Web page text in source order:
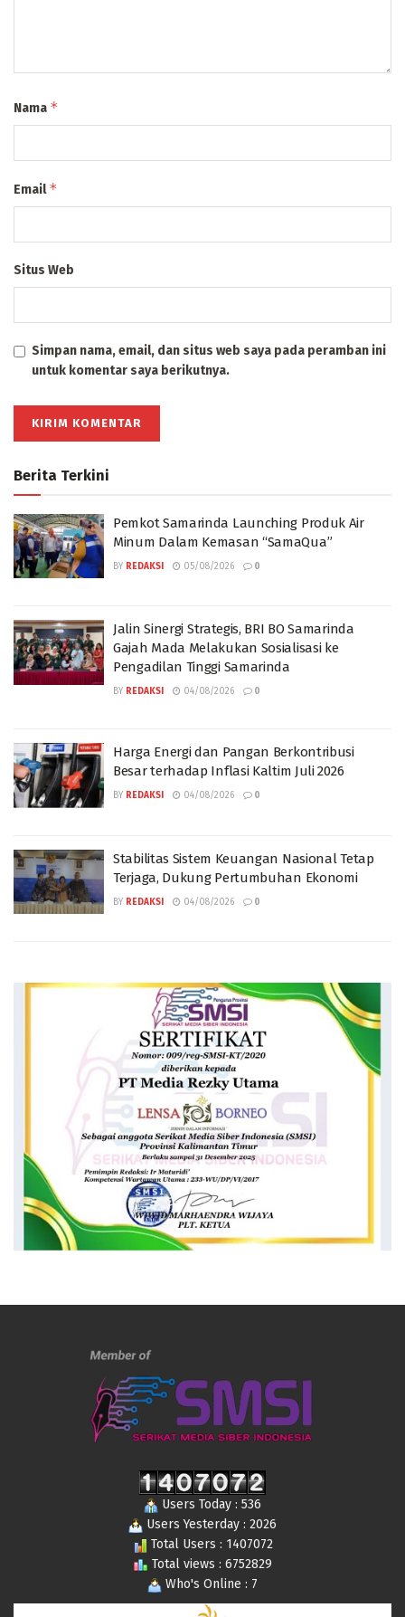
Nama *
Email*
Situs Web
Simpan nama, email, dan situs web saya pada peramban ini
untuk komentar saya berikutnya.
Berita Terkini
Pemkot Samarinda Launching Produk Air
Minum Dalam Kemasan “SamaQua”
BY REDAKSI 05/08/2026 0
Jalin Sinergi Strategis, BRI BO Samarinda
Gajah Mada Melakukan Sosialisasi ke
Pengadilan Tinggi Samarinda
BY REDAKSI 04/08/2026 0
Harga Energi dan Pangan Berkontribusi
Besar terhadap Inflasi Kaltim Juli 2026
BY REDAKSI 04/08/2026 0
Stabilitas Sistem Keuangan Nasional Tetap
Terjaga, Dukung Pertumbuhan Ekonomi
BY REDAKSI 04/08/2026 0
Users Today : 536
Users Yesterday : 2026
Total Users : 1407072
Total views : 6752829
Who's Online : 7